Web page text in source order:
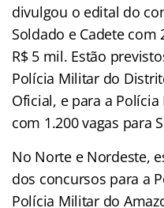
divulgou o edital do
Soldado e Cadete com
R$ 5 mil. Estão
Polícia Militar do
Oficial, e para a
com 1.200 vagas para
No Norte e Nordeste,
dos concursos para a
Polícia Militar do